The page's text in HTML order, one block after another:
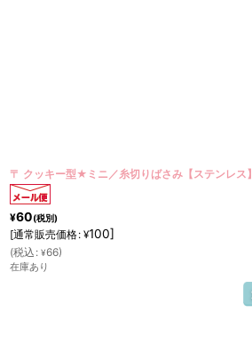
〒 クッキー型★ミニ／糸切りばさみ【ステンレス】
¥60(税別)
[通常販売価格: ¥100]
(税込 : ¥66)
在庫あり